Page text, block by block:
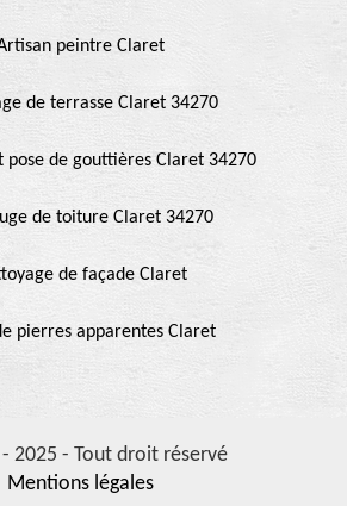
peintre Claret
de terrasse Claret 34270
pose de gouttières Claret 34270
de toiture Claret 34270
de façade Claret
pierres apparentes Claret
2025 - Tout droit réservé
Mentions légales